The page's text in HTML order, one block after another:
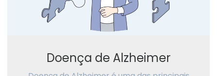
Doença de Alzheimer